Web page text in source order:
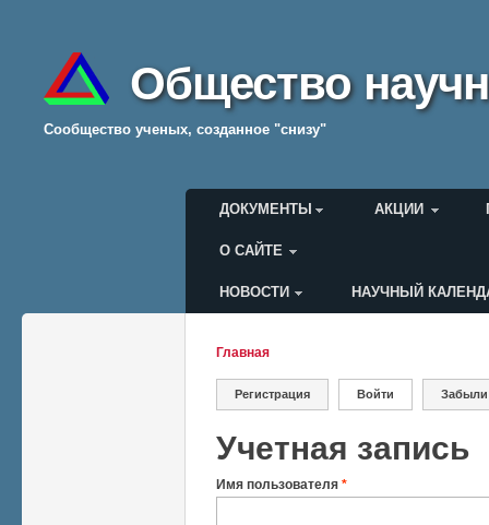
Общество
Cообщество ученых, созданное "снизу"
Главное меню
ДОКУМЕНТЫ АКЦИИ
О САЙТЕ
Меню пользователя
НОВОСТИ НАУЧНЫЙ
Вы здесь
Главная
Главные вкладки
Регистрация Войти (активная
Учетная запись
Имя пользователя *